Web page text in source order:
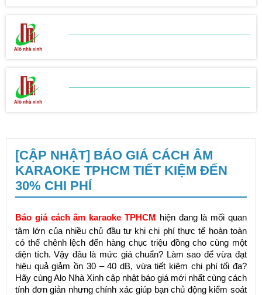
[CẬP NHẬT] BÁO GIÁ CÁCH ÂM
KARAOKE TPHCM TIẾT KIỆM ĐẾN
30% CHI PHÍ
Báo giá cách âm karaoke TPHCM hiện đang là mối quan
tâm lớn của nhiều chủ đầu tư khi chi phí thực tế hoàn toàn
có thể chênh lệch đến hàng chục triệu đồng cho cùng một
diện tích. Vậy đâu là mức giá chuẩn? Làm sao để vừa đạt
hiệu quả giảm ồn 30 – 40 dB, vừa tiết kiệm chi phí tối đa?
Hãy cùng Alo Nhà Xinh cập nhật báo giá mới nhất cùng cách
tính đơn giản nhưng chính xác giúp bạn chủ động kiểm soát